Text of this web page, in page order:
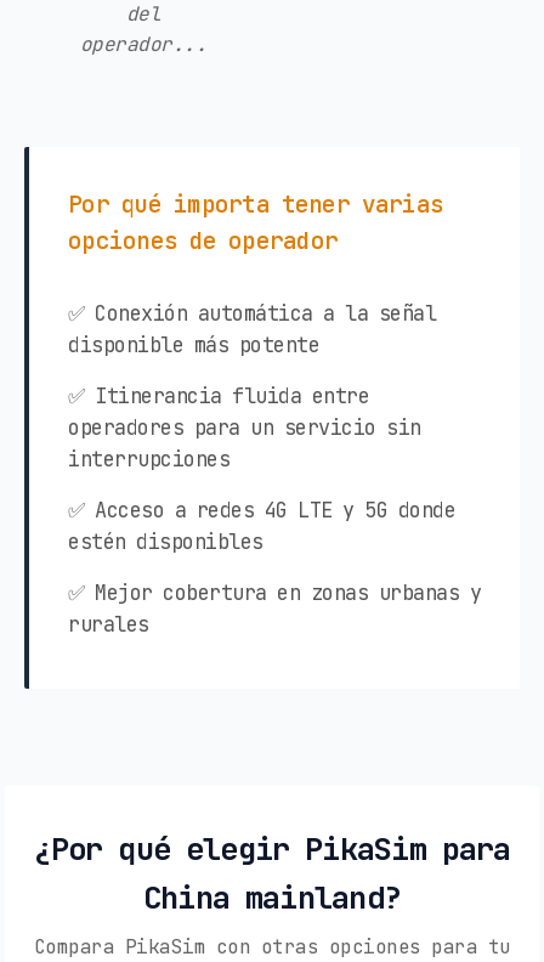
del
operador...
Por qué importa tener varias
opciones de operador
✅ Conexión automática a la señal
disponible más potente
✅ Itinerancia fluida entre
operadores para un servicio sin
interrupciones
✅ Acceso a redes 4G LTE y 5G donde
estén disponibles
✅ Mejor cobertura en zonas urbanas y
rurales
¿Por qué elegir PikaSim para
China mainland?
Compara PikaSim con otras opciones para tu